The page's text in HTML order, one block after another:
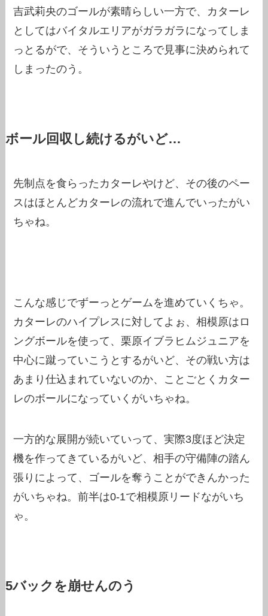
吉武莉央のゴールが素晴らしい一方で、カターレ
としてはバイタルエリアがガラガラになってしま
っとるがで、そういうところで見事に決められて
しまったのう。
ボール回収し続けるがいど…
先制点を食らったカターレやけど、その後のペー
スはほとんどカターレの流れで進んでいったがい
ちゃね。
こんな感じでずーっとゲームを進めていくちゃ。
カターレのハイプレスに対してよぉ、相模原はロ
ングボールを使って、栗原イブラヒムジュニアを
中心に蹴っていこうとするがいど、その戦い方は
あまり仕込まれていないのか、ことごとくカター
レのボールになっていくがいちゃね。
一方的な展開が続いていって、実際3度ほど決定
機を作ってきているがいど、相手の守備陣の踏ん
張りによって、ゴールを奪うことができんかった
がいちゃね。前半は0-1で相模原リードながいち
ゃ。
5バックを崩せんのう